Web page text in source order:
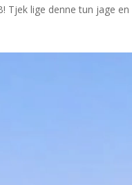
Tjek lige denne tun jage